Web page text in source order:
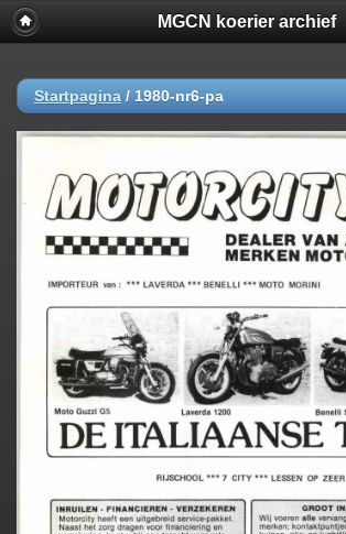
MGCN koerier archief
Startpagina / 1980-nr6-pa